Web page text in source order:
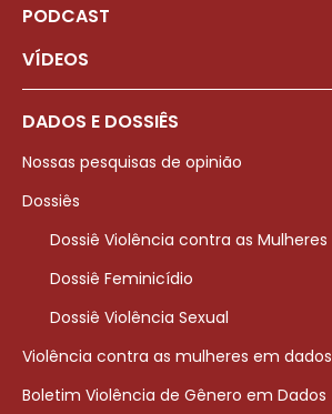
PODCAST
VÍDEOS
DADOS E DOSSIÊS
Nossas pesquisas de opinião
Dossiês
Dossiê Violência contra as Mulheres
Dossiê Feminicídio
Dossiê Violência Sexual
Violência contra as mulheres em dados
Boletim Violência de Gênero em Dados